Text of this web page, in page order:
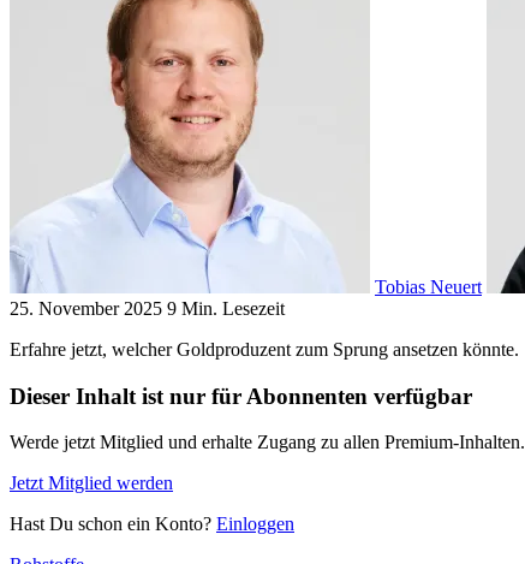
Tobias Neuert
25. November 2025 9 Min. Lesezeit
Erfahre jetzt, welcher Goldproduzent zum Sprung ansetzen könnte.
Dieser Inhalt ist nur für Abonnenten verfügbar
Werde jetzt Mitglied und erhalte Zugang zu allen Premium-Inhalten.
Jetzt Mitglied werden
Hast Du schon ein Konto? Einloggen